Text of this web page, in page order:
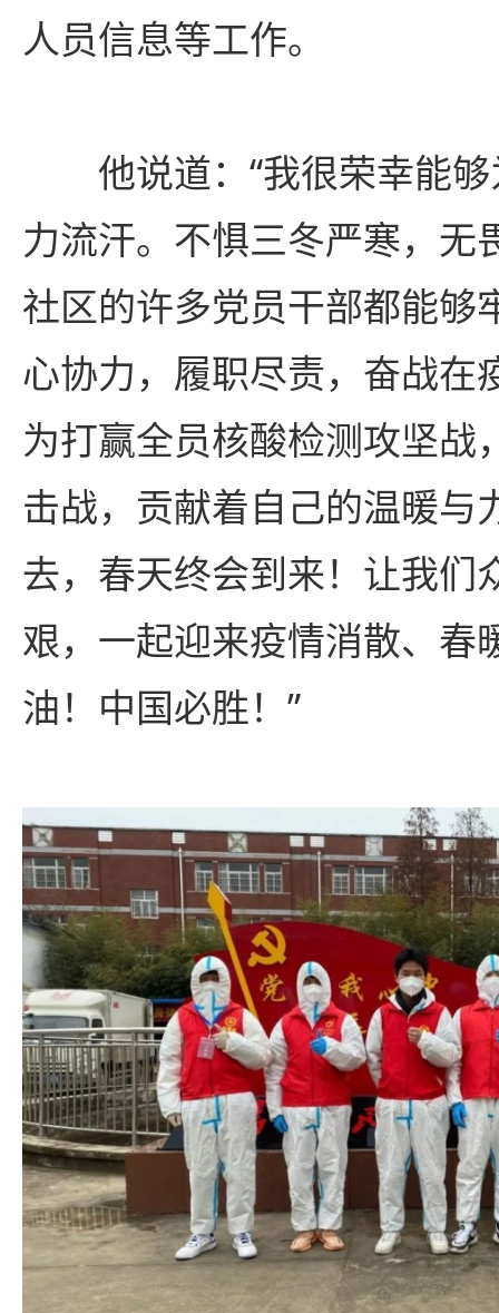
人员信息等工作。
他说道：“我很荣幸能
力流汗。不惧三冬严寒，无
社区的许多党员干部都能够
心协力，履职尽责，奋战在
为打赢全员核酸检测攻坚战
击战，贡献着自己的温暖与
去，春天终会到来！让我们
艰，一起迎来疫情消散、春
油！中国必胜！”